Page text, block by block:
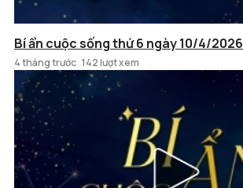
Bí ẩn cuộc sống thứ 6 ngày 10/4/2026
4 tháng trước 142 lượt xem